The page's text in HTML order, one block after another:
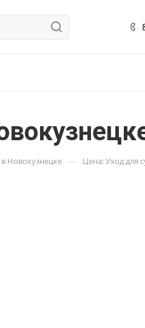
Новокузнецке — Цена: Уход для